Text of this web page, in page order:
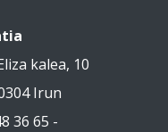
kalea, 10
Irun
36 65 -